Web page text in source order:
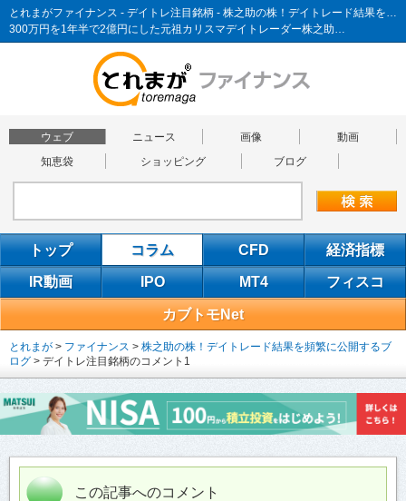
とれまがファイナンス - デイトレ注目銘柄 - 株之助の株！デイトレード結果を頻繁に公開するブログ
300万円を1年半で2億円にした元祖カリスマデイトレーダー株之助…
ウェブ ニュース 画像
動画
知恵袋
ショッピング ブログ
トップ コラム CFD 経済指標
IR動画 IPO MT4 フィスコ
カブトモNet
とれまが > ファイナンス > 株之助の株！デイトレード結果を頻繁に公開するブ
ログ > デイトレ注目銘柄のコメント1
この記事へのコメント